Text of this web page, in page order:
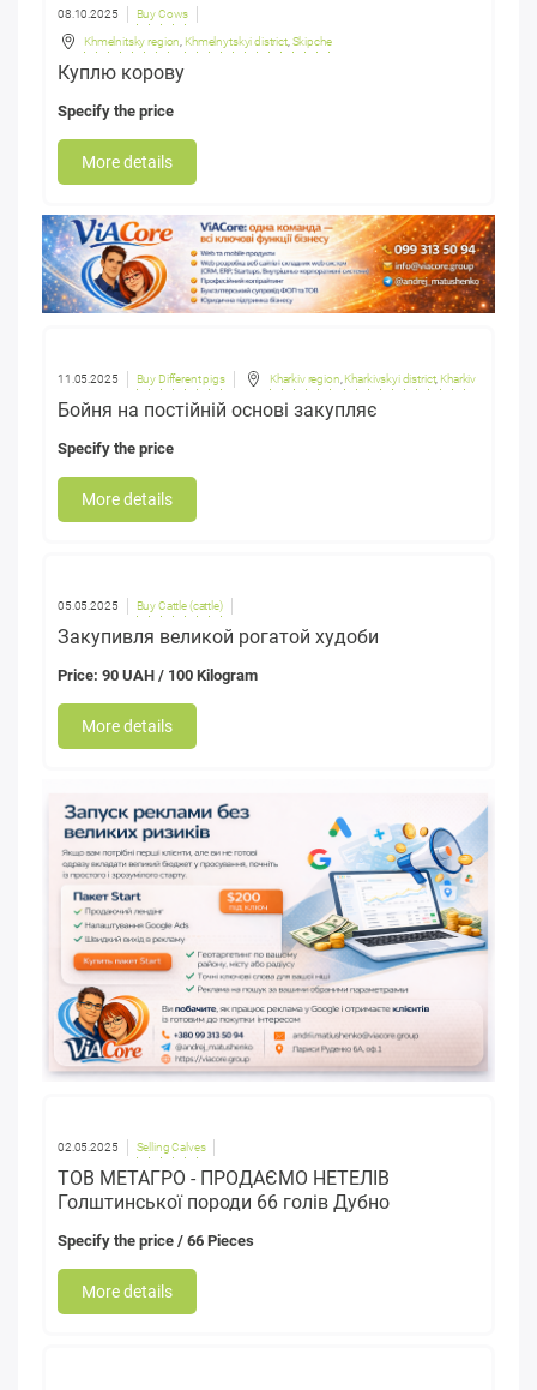
08.10.2025 Buy Cows
Khmelnitsky region Khmelnytskyi district, Skipche
Куплю корову
Specify the price
More details
11.05.2025 Buy Different pigs Kharkiv region Kharkivskyi district, Kharkiv
Бойня на постійній основі закупляє
Specify the price
More details
05.05.2025 Buy Cattle (cattle)
Закупивля великой рогатой худоби
Price: 90 UAH / 100 Kilogram
More details
02.05.2025 Selling Calves
ТОВ МЕТАГРО - ПРОДАЄМО НЕТЕЛІВ
Голштинської породи 66 голів Дубно
Specify the price / 66 Pieces
More details